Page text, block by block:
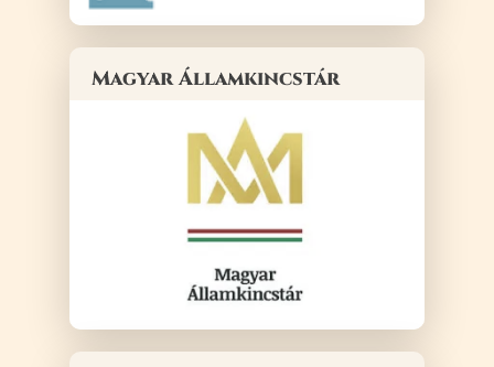
Magyar Államkincstár